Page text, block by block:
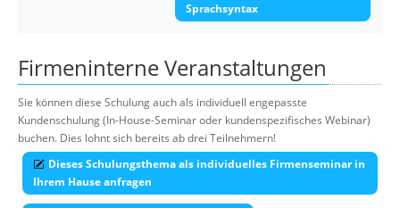
Sprachsyntax
Firmeninterne Veranstaltungen
Sie können diese Schulung auch als individuell engepasste
Kundenschulung (In-House-Seminar oder kundenspezifisches Webinar)
buchen. Dies lohnt sich bereits ab drei Teilnehmern!
Dieses Schulungsthema als individuelles Firmenseminar in
Ihrem Hause anfragen